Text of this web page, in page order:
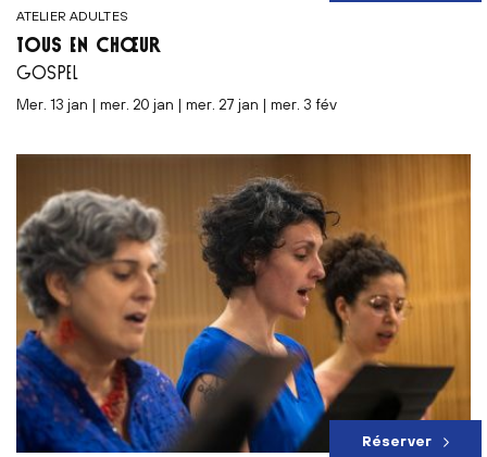
ATELIER ADULTES
TOUS EN CHŒUR
GOSPEL
mer. 13 jan | mer. 20 jan | mer. 27 jan | mer. 3 fév
Réserver